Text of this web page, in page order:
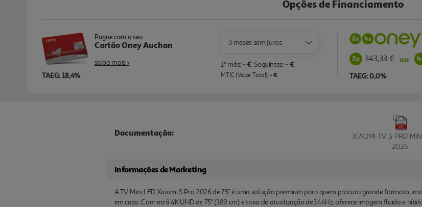
Opções de Financiamento
TAEG: 18,4%
Pague com o seu
Cartão Oney Auchan
saiba mais >
3 meses sem juros
1º mês: - € Seguintes:- €
MTIC (Valor Total):- €
343,33 € ou
TAEG: 0,0%
Documentação:
XIAOMI TV S PRO
2026
Informações de Marketing
A TV Mini LED Xiaomi S Pro 2026 de 75" é uma solução premium para quem procura grande formato,
em casa. Com ecrã 4K UHD de 75" (189 cm) e taxa de atualização de 144Hz, oferece imagem fluida e